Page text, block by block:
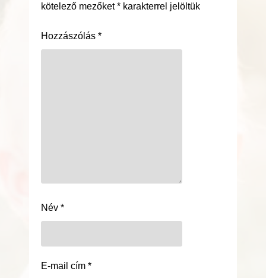
kötelező mezőket* karakterrel jelöltük
Hozzászólás *
Név *
E-mail cím *